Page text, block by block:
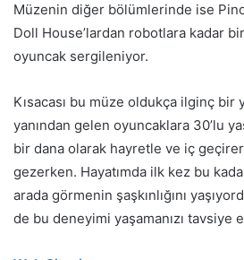
Müzenin diğer bölümlerinde ise
Doll House’lardan robotlara kadar
oyuncak sergileniyor.
Kısacası bu müze oldukça ilginç bir
yanından gelen oyuncaklara 30’lu
bir dana olarak hayretle ve iç
gezerken. Hayatımda ilk kez bu
arada görmenin şaşkınlığını
de bu deneyimi yaşamanızı tavsiye